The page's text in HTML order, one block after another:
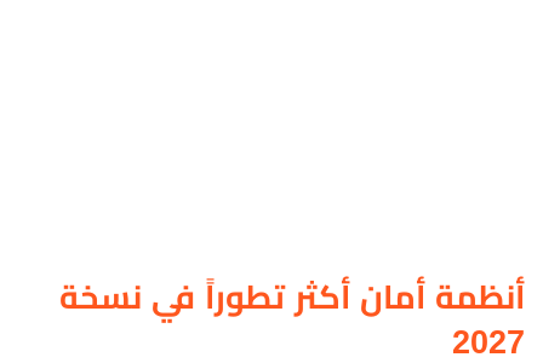
أنظمة أمان أكثر تطوراً في نسخة
2027